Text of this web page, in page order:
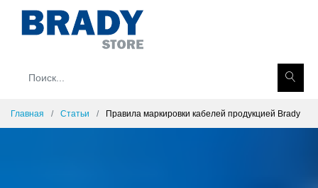
Главная Статьи Правила маркировки кабелей продукцией Brady